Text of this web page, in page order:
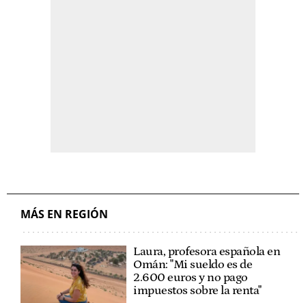
MÁS EN REGIÓN
Laura, profesora española en
Omán: "Mi sueldo es de
2.600 euros y no pago
impuestos sobre la renta"